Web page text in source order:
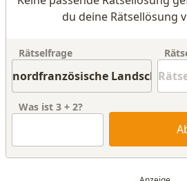
du deine Rätsellösung
Rätselfrage
Was ist 3 + 2?